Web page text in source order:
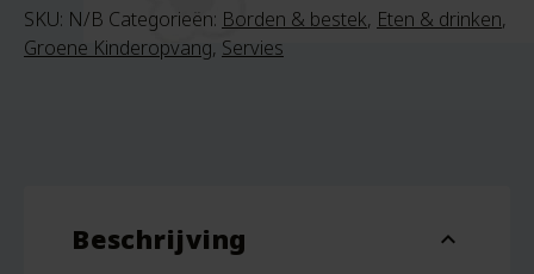
SKU: N/B Categorieën: Borden & bestek, Eten & drinken,
Groene Kinderopvang, Servies
Beschrijving expand_more